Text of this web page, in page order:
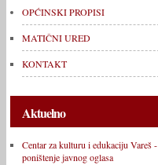
OPĆINSKI PROPISI
MATIČNI URED
KONTAKT
Aktuelno
Centar za kulturu i edukaciju Vareš -
poništenje javnog oglasa